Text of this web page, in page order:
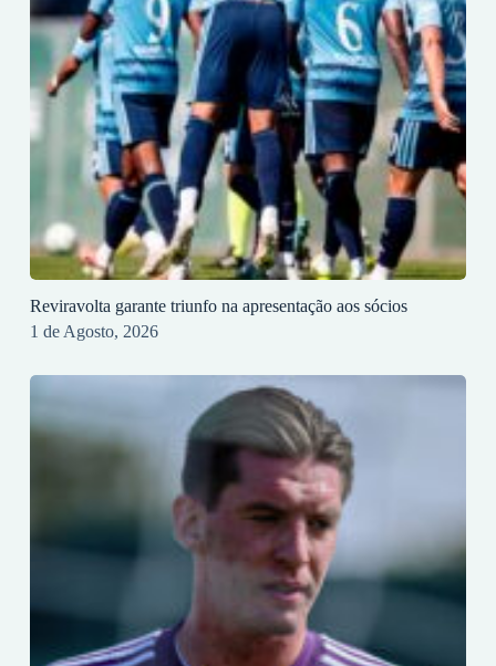
Reviravolta garante triunfo na apresentação aos sócios
1 de Agosto, 2026